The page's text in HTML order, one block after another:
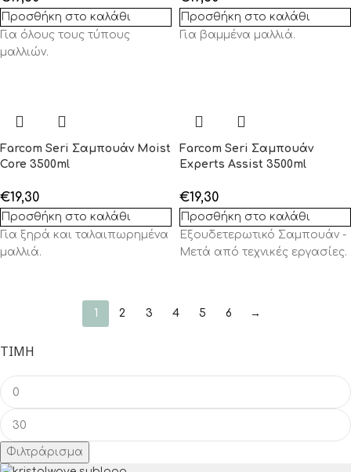
ΤΙΜΉ
Φιλτράρισμα
Προσθήκη στο καλάθι
Για όλους τους τύπους
μαλλιών.
Προσθήκη στο καλάθι
Για βαμμένα μαλλιά.
Farcom Seri Σαμπουάν Moist
Core 3500ml
€19,30
Προσθήκη στο καλάθι
Για ξηρά και ταλαιπωρημένα
μαλλιά.
Farcom Seri Σαμπουάν
Experts Assist 3500ml
€19,30
Προσθήκη στο καλάθι
Εξουδετερωτικό Σαμπουάν -
Μετά από τεχνικές εργασίες.
1 2 3 4 5 6 →